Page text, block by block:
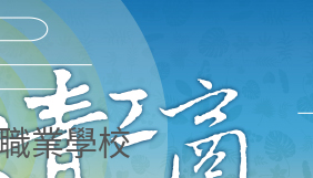
業學校